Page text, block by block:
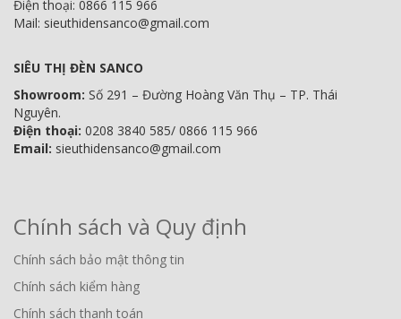
Điện thoại: 0866 115 966
Mail: sieuthidensanco@gmail.com
SIÊU THỊ ĐÈN SANCO
Showroom: Số 291 – Đường Hoàng Văn Thụ – TP. Thái
Nguyên.
Điện thoại: 0208 3840 585/ 0866 115 966
Email: sieuthidensanco@gmail.com
Chính sách và Quy định
Chính sách bảo mật thông tin
Chính sách kiểm hàng
Chính sách thanh toán